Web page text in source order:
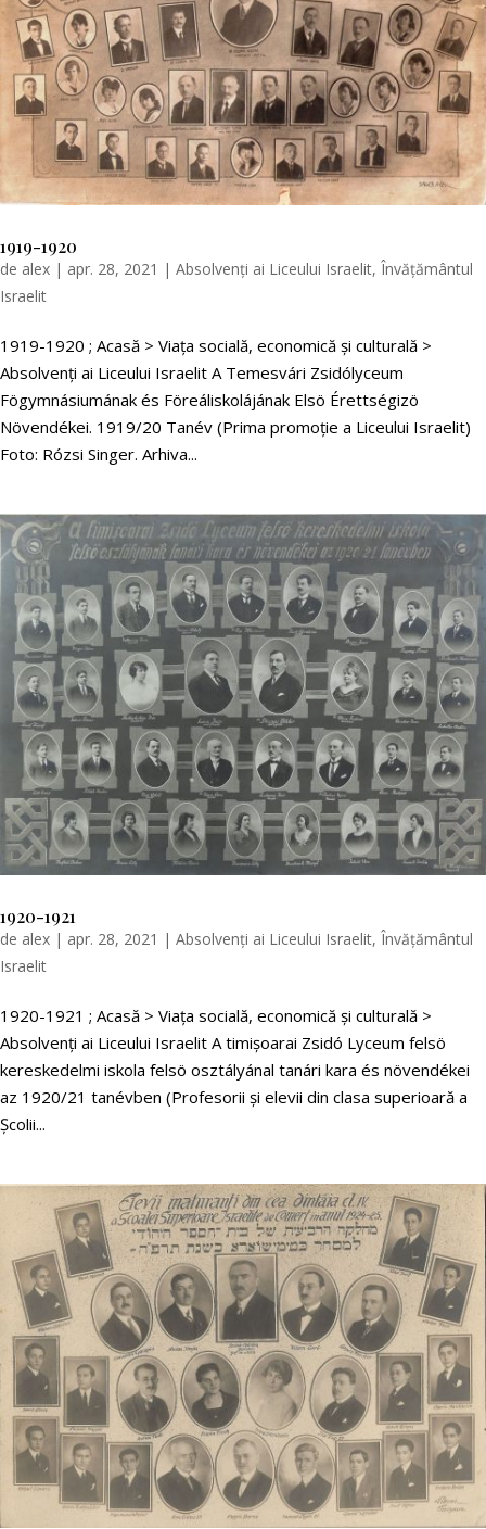
1919-1920
de alex | apr. 28, 2021 | Absolvenți ai Liceului Israelit, Învățământul
Israelit
1919-1920 ; Acasă > Viața socială, economică și culturală >
Absolvenți ai Liceului Israelit A Temesvári Zsidólyceum
Fögymnásiumának és Föreáliskolájának Elsö Érettségizö
Növendékei. 1919/20 Tanév (Prima promoție a Liceului Israelit)
Foto: Rózsi Singer. Arhiva...
1920-1921
de alex | apr. 28, 2021 | Absolvenți ai Liceului Israelit, Învățământul
Israelit
1920-1921 ; Acasă > Viața socială, economică și culturală >
Absolvenți ai Liceului Israelit A timişoarai Zsidó Lyceum felsö
kereskedelmi iskola felsö osztályánal tanári kara és növendékei
az 1920/21 tanévben (Profesorii şi elevii din clasa superioară a
Școlii...